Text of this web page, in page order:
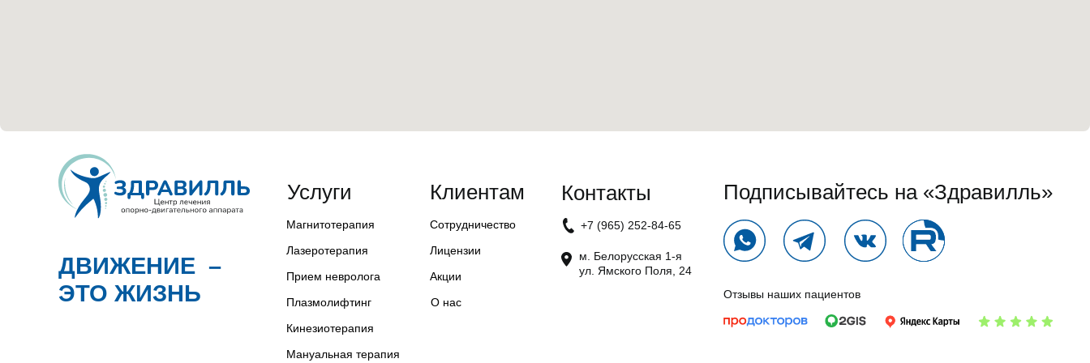
ДВИЖЕНИЕ –
ЭТО ЖИЗНЬ
Услуги
Магнитотерапия
Лазеротерапия
Прием невролога
Плазмолифтинг
Кинезиотерапия
Мануальная терапия
Подписывайтесь на «Здравилль»
Отзывы наших пациентов
Контакты
+7 (965) 252-84-65
м. Белорусская 1-я
ул. Ямского Поля, 24
Клиентам
Сотрудничество
Лицензии
Акции
О нас